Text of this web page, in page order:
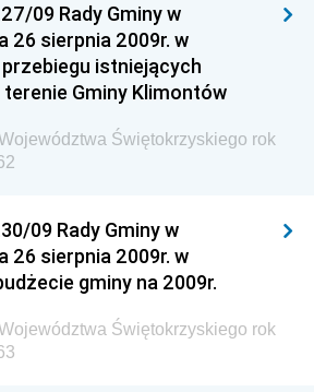
09 Rady Gminy w
26 sierpnia 2009r. w
istniejących
Gminy Klimontów
Świętokrzyskiego rok
09 Rady Gminy w
26 sierpnia 2009r. w
gminy na 2009r.
Świętokrzyskiego rok